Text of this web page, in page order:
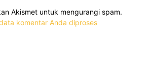
Akismet untuk mengurangi spam.
komentar Anda diproses